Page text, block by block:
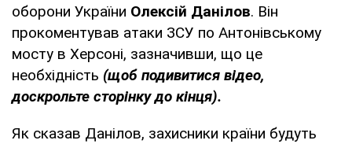
оборони України Олексій Данілов. Він
прокоментував атаки ЗСУ по Антонівському
мосту в Херсоні, зазначивши, що це
необхідність (щоб подивитися відео,
доскрольте сторінку до кінця).
Як сказав Данілов, захисники країни будуть